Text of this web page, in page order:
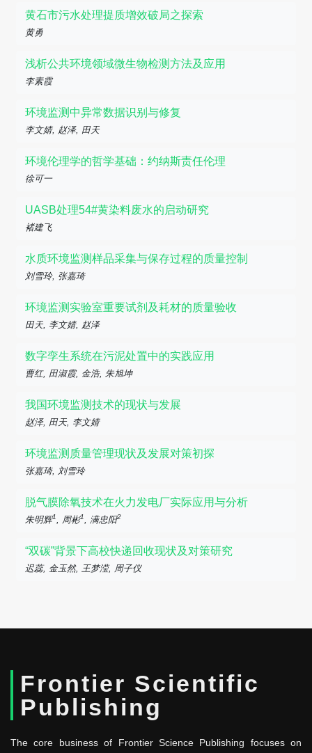
黄石市污水处理提质增效破局之探索
黄勇
浅析公共环境领域微生物检测方法及应用
李素霞
环境监测中异常数据识别与修复
李文婧, 赵泽, 田天
环境伦理学的哲学基础：约纳斯责任伦理
徐可一
UASB处理54#黄染料废水的启动研究
褚建飞
水质环境监测样品采集与保存过程的质量控制
刘雪玲, 张嘉琦
环境监测实验室重要试剂及耗材的质量验收
田天, 李文婧, 赵泽
数字孪生系统在污泥处置中的实践应用
曹红, 田淑霞, 金浩, 朱旭坤
我国环境监测技术的现状与发展
赵泽, 田天, 李文婧
环境监测质量管理现状及发展对策初探
张嘉琦, 刘雪玲
脱气膜除氧技术在火力发电厂实际应用与分析
朱明辉1, 周彬1, 满忠阳2
“双碳”背景下高校快递回收现状及对策研究
迟蕊, 金玉然, 王梦滢, 周子仪
Frontier Scientific
Publishing
The core business of Frontier Science Publishing focuses on